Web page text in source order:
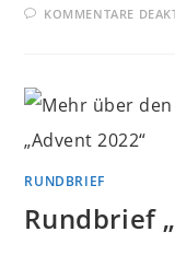
KOMMENTARE
RUNDBRIEF
Rundbrief